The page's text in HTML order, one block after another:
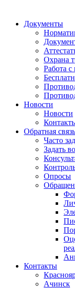
Документы
Охрана
Работа
Новости
Новости
Обратная связь
Часто
Задать
Опросы
Контакты
Ачинск